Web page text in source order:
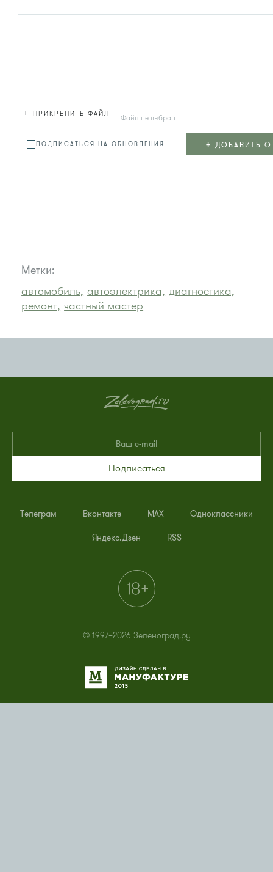
+ ПРИКРЕПИТЬ ФАЙЛ Файл не выбран
ПОДПИСАТЬСЯ НА ОБНОВЛЕНИЯ + ДОБАВИТЬ
Метки:
автомобиль, автоэлектрика, диагностика,
ремонт, частный мастер
Подписаться
Телеграм Вконтакте MAX Одноклассники
Яндекс.Дзен RSS
© 1997–2026 Зеленоград.ру